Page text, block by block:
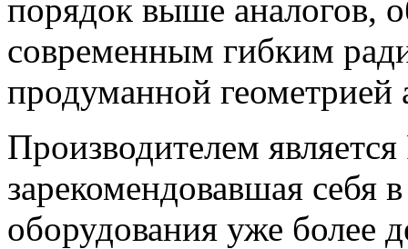
порядок выше аналогов,
современным гибким
продуманной
Производителем
зарекомендовавшая себя
оборудования уже более